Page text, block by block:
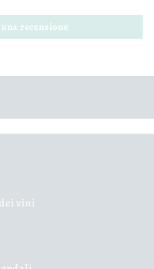
recensione
vini